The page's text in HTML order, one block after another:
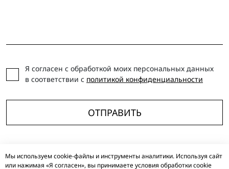
Я согласен с обработкой моих персональных данных
в соответствии с политикой конфиденциальности
ОТПРАВИТЬ
TELEGRAM VKONTAKTE YOUTUBE DZEN VC RUTUBE
Мы используем cookie-файлы и инструменты аналитики. Используя сайт
или нажимая «Я согласен», вы принимаете условия обработки cookie